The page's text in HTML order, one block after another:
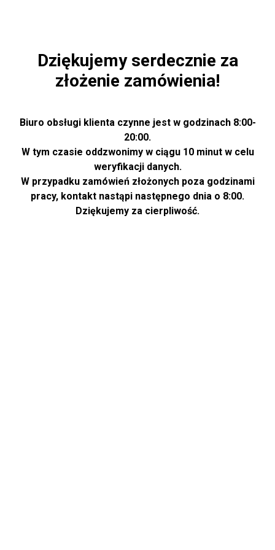
Dziękujemy serdecznie za
złożenie zamówienia!
Biuro obsługi klienta czynne jest w godzinach 8:00-
20:00.
W tym czasie oddzwonimy w ciągu 10 minut w celu
weryfikacji danych.
W przypadku zamówień złożonych poza godzinami
pracy, kontakt nastąpi następnego dnia o 8:00.
Dziękujemy za cierpliwość.